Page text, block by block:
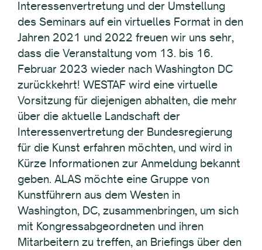
Interessenvertretung und der Umstellung
des Seminars auf ein virtuelles Format in den
Jahren 2021 und 2022 freuen wir uns sehr,
dass die Veranstaltung vom 13. bis 16.
Februar 2023 wieder nach Washington DC
zurückkehrt! WESTAF wird eine virtuelle
Vorsitzung für diejenigen abhalten, die mehr
über die aktuelle Landschaft der
Interessenvertretung der Bundesregierung
für die Kunst erfahren möchten, und wird in
Kürze Informationen zur Anmeldung bekannt
geben. ALAS möchte eine Gruppe von
Kunstführern aus dem Westen in
Washington, DC, zusammenbringen, um sich
mit Kongressabgeordneten und ihren
Mitarbeitern zu treffen, an Briefings über den